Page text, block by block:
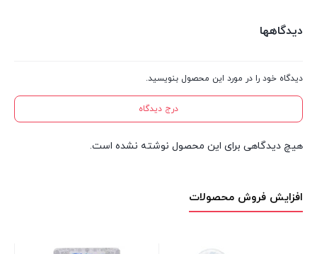
دیدگاهها
دیدگاه خود را در مورد این محصول بنویسید.
درج دیدگاه
هیچ دیدگاهی برای این محصول نوشته نشده است.
افزایش فروش محصولات